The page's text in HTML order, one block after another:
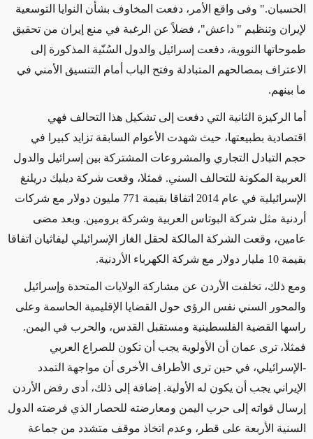
الحسبان." وفى واقع الأمر، دفعت المخاوف بشأن النوايا التوسعية
لإيران وتنظيم " داعش"، فضلاً عن الرغبة في منع إيران من تحقيق
طموحاتها النووية، دفعت إسرائيل والدول السُنّية المذكورة إلى
الاعتراف بمصالحهم المتبادلة وفتح الباب أمام التنسيق الأمني في
ما بينهم.
أما الركيزة الثانية التي دفعت إلى تشكيل هذا التحالف فهي
اقتصادية بطبيعتها، حيث شهدت الأعوام السابقة تزايد كبيرا في
حجم التبادل التجاري والمشروعات المشتركة بين إسرائيل والدول
العربية المكونة للتحالف السني. فمثلا، وقعت شركة ديليك دريلنغ
الإسرائيلية في عام 2014 اتفاقا بقيمة 771 مليون دولار مع شركات
أردنية مثل شركة البوتاس العربية وشركة برومين. وبعد مضى
عامين، وقعت الشركة المالكة لحقل الغاز الإسرائيلي ليفاثيان اتفاقا
بقيمة 10 مليار دولار مع شركة الكهرباء الأردنية.
ومع ذلك، تخلفت الأردن عن مشاركة الولايات المتحدة وإسرائيل
والمحور السني نفس الرؤى حول القضايا الإقليمية الحاسمة وعلى
راسها القضية الفلسطينية ومستقبل القدس، والحرب في اليمن.
فمثلا، ترى عمان أن الأولوية يجب أن تكون للصراع العربي
-الإسرائيلي، في حين ترى الأطراف الأخرى أن مواجهة التمدد
الإيراني يجب أن يكون له الأولية. إضافة إلى ذلك، أدى رفض الأردن
إرسال قواته إلى حرب اليمن ومعارضته للحصار الذي فرضته الدول
السنية الأربعة على قطر، وعدم اتخاذ موقف متشدد من جماعة